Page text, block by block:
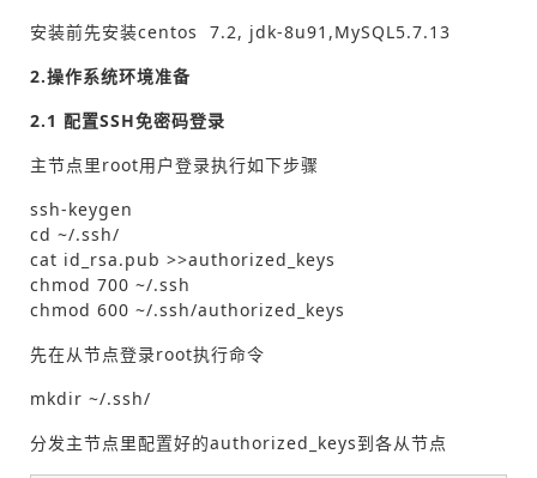
安装前先安装centos 7.2, jdk-8u91,MySQL5.7.13
2.操作系统环境准备
2.1 配置SSH免密码登录
主节点里root用户登录执行如下步骤
ssh-keygen
cd ~/.ssh/
cat id_rsa.pub >>authorized_keys
chmod 700 ~/.ssh
chmod 600 ~/.ssh/authorized_keys
先在从节点登录root执行命令
mkdir ~/.ssh/
分发主节点里配置好的authorized_keys到各从节点